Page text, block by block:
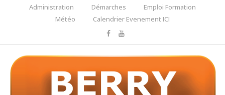
Administration
Démarches
Emploi Formation
Météo
Calendrier Evenement ICI